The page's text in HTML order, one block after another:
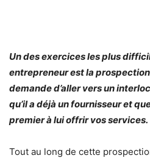
Un des exercices les plus
entrepreneur est la
demande d’aller vers un
qu’il a déjà un fournisseur et
premier à lui offrir vos services.
Tout au long de cette